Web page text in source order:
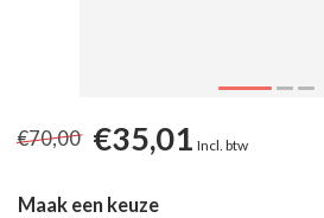
€70,00 €35,01 Incl. btw
Maak een keuze